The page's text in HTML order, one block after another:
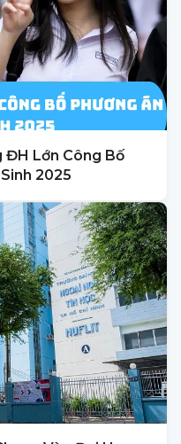
Lớn Công Bố
2025